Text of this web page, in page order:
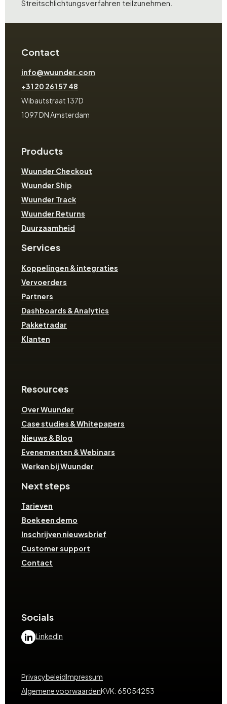
Streitschlichtungsverfahren teilzunehmen.
Contact
info@wuunder.com
+31 20 261 57 48
Wibautstraat 137D
1097 DN Amsterdam
Products
Wuunder Checkout
Wuunder Ship
Wuunder Track
Wuunder Returns
Duurzaamheid
Services
Koppelingen & integraties
Vervoerders
Partners
Dashboards & Analytics
Pakketradar
Klanten
Resources
Over Wuunder
Case studies & Whitepapers
Nieuws & Blog
Evenementen & Webinars
Werken bij Wuunder
Next steps
Tarieven
Boek een demo
Inschrijven nieuwsbrief
Customer support
Contact
Socials
LinkedIn
PrivacybeleidImpressum
Algemene voorwaardenKVK: 65054253